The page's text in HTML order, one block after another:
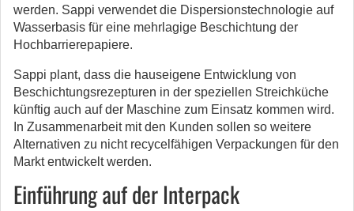
werden. Sappi verwendet die Dispersionstechnologie auf
Wasserbasis für eine mehrlagige Beschichtung der
Hochbarrierepapiere.
Sappi plant, dass die hauseigene Entwicklung von
Beschichtungsrezepturen in der speziellen Streichküche
künftig auch auf der Maschine zum Einsatz kommen wird.
In Zusammenarbeit mit den Kunden sollen so weitere
Alternativen zu nicht recycelfähigen Verpackungen für den
Markt entwickelt werden.
Einführung auf der Interpack